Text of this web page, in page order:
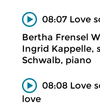
08:07 Love
Bertha Frensel
Ingrid Kappelle,
Schwalb, piano
08:08 Love
love